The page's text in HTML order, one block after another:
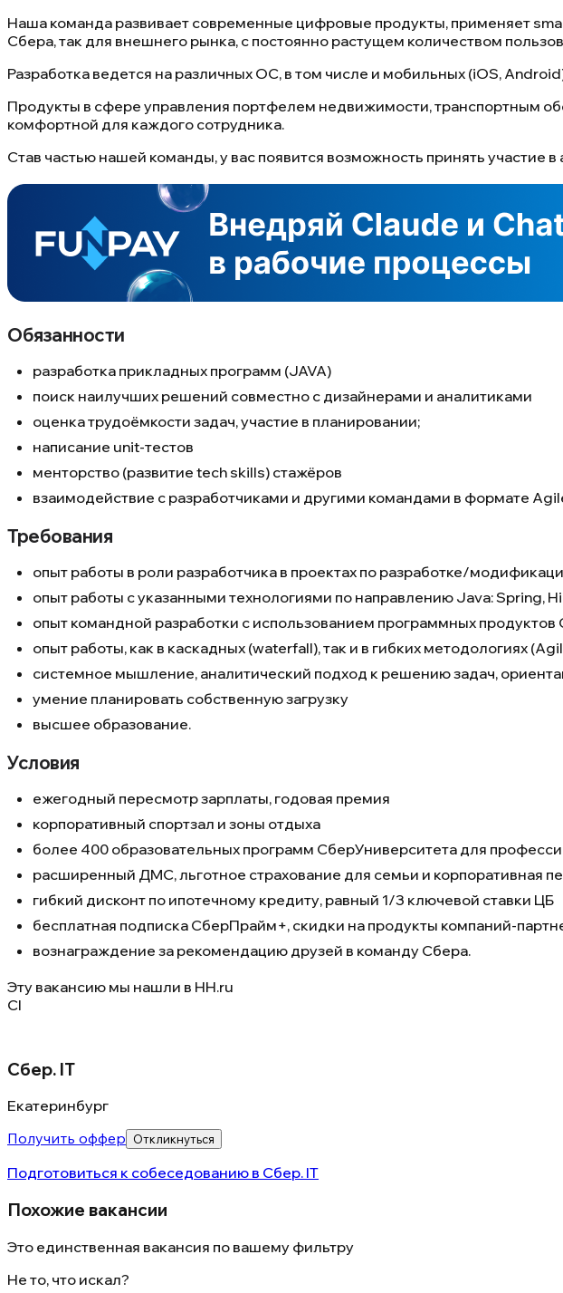
Наша команда развивает современные цифровые продукты, применяет
Сбера, так для внешнего рынка, с постоянно растущем количеством
Разработка ведется на различных ОС, в том числе и мобильных (iOS,
Продукты в сфере управления портфелем недвижимости, транспортным
комфортной для каждого сотрудника.
Став частью нашей команды, у вас появится возможность принять
Обязанности
разработка прикладных программ (JAVA)
поиск наилучших решений совместно с дизайнерами и аналитиками
оценка трудоёмкости задач, участие в планировании;
написание unit-тестов
менторство (развитие tech skills) стажёров
взаимодействие с разработчиками и другими командами в формате
Требования
опыт работы в роли разработчика в проектах по разработке/
опыт работы с указанными технологиями по направлению Java: Spring,
опыт командной разработки с использованием программных продуктов
опыт работы, как в каскадных (waterfall), так и в гибких методологиях
системное мышление, аналитический подход к решению задач,
умение планировать собственную загрузку
высшее образование.
Условия
ежегодный пересмотр зарплаты, годовая премия
корпоративный спортзал и зоны отдыха
более 400 образовательных программ СберУниверситета для
расширенный ДМС, льготное страхование для семьи и корпоративная
гибкий дисконт по ипотечному кредиту, равный 1/3 ключевой ставки ЦБ
бесплатная подписка СберПрайм+, скидки на продукты компаний-
вознаграждение за рекомендацию друзей в команду Сбера.
Эту вакансию мы нашли в HH.ru
СI
Сбер. IT
Екатеринбург
Получить оффер
Откликнуться
Подготовиться к собеседованию в Сбер. IT
Похожие вакансии
Это единственная вакансия по вашему фильтру
Не то, что искал?